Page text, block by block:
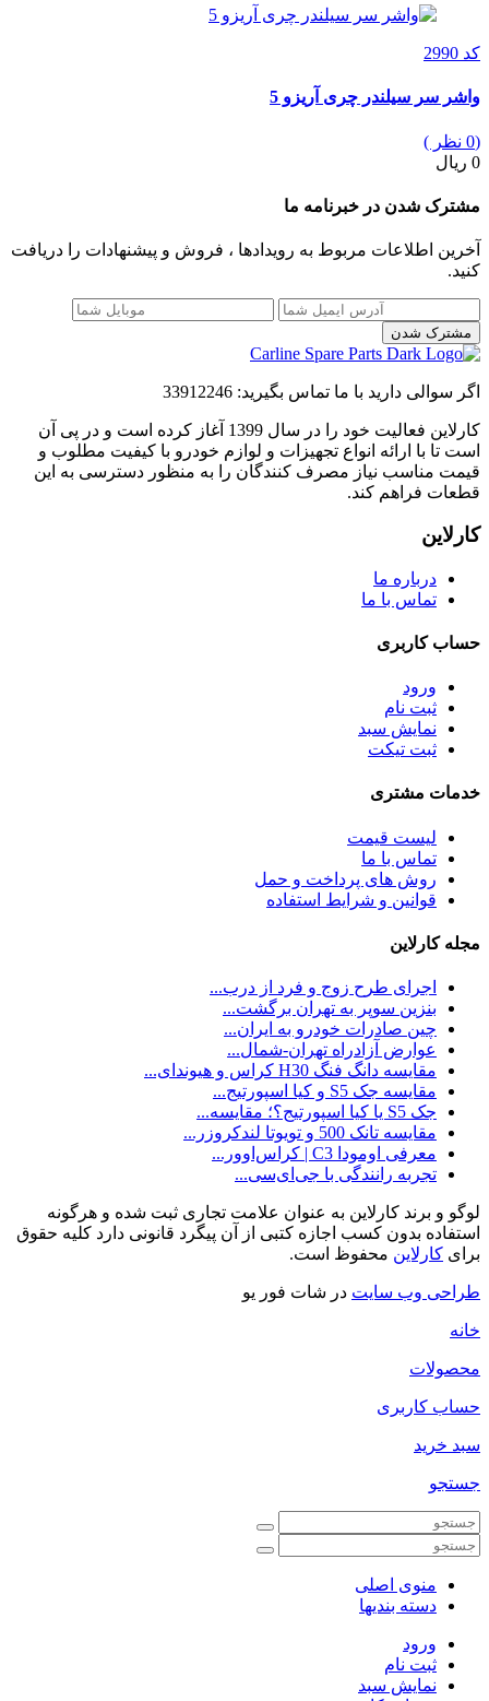
کد 2990
واشر سر سیلندر چری آریزو 5
(0 نظر )
0 ریال
مشترک شدن در خبرنامه ما
آخرین اطلاعات مربوط به رویدادها ، فروش و پیشنهادات را دریافت
کنید.
مشترک شدن
اگر سوالی دارید با ما تماس بگیرید: 33912246
کارلاین فعالیت خود را در سال 1399 آغاز کرده است و در پی آن
است تا با ارائه انواع تجهیزات و لوازم خودرو با کیفیت مطلوب و
قیمت مناسب نیاز مصرف کنندگان را به منظور دسترسی به این
قطعات فراهم کند.
کارلاین
درباره ما
تماس با ما
حساب کاربری
ورود
ثبت نام
نمایش سبد
ثبت تیکت
خدمات مشتری
لیست قیمت
تماس با ما
روش های پرداخت و حمل
قوانین و شرایط استفاده
مجله کارلاین
اجرای طرح زوج و فرد از درب...
بنزین سوپر به تهران برگشت...
چین صادرات خودرو به ایران...
عوارض آزادراه تهران-شمال...
مقایسه دانگ فنگ H30 کراس و هیوندای...
مقایسه جک S5 و کیا اسپورتیج...
جک S5 یا کیا اسپورتیج؟؛ مقایسه...
مقایسه تانک 500 و تویوتا لندکروزر...
معرفی اومودا C3 | کراس‌اوور...
تجربه‌ رانندگی با جی‌ای‌سی...
لوگو و برند کارلاین به عنوان علامت تجاری ثبت شده و هرگونه
استفاده بدون کسب اجازه کتبی از آن پیگرد قانونی دارد کلیه حقوق
برای کارلاین محفوظ است.
طراحی وب سایت در شات فور یو
خانه
محصولات
حساب کاربری
سبد خرید
جستجو
منوی اصلی
دسته بندیها
ورود
ثبت نام
نمایش سبد